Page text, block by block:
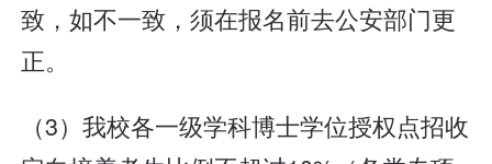
致，如不一致，须在报名前去公安部门更
正。
（3）我校各一级学科博士学位授权点招收